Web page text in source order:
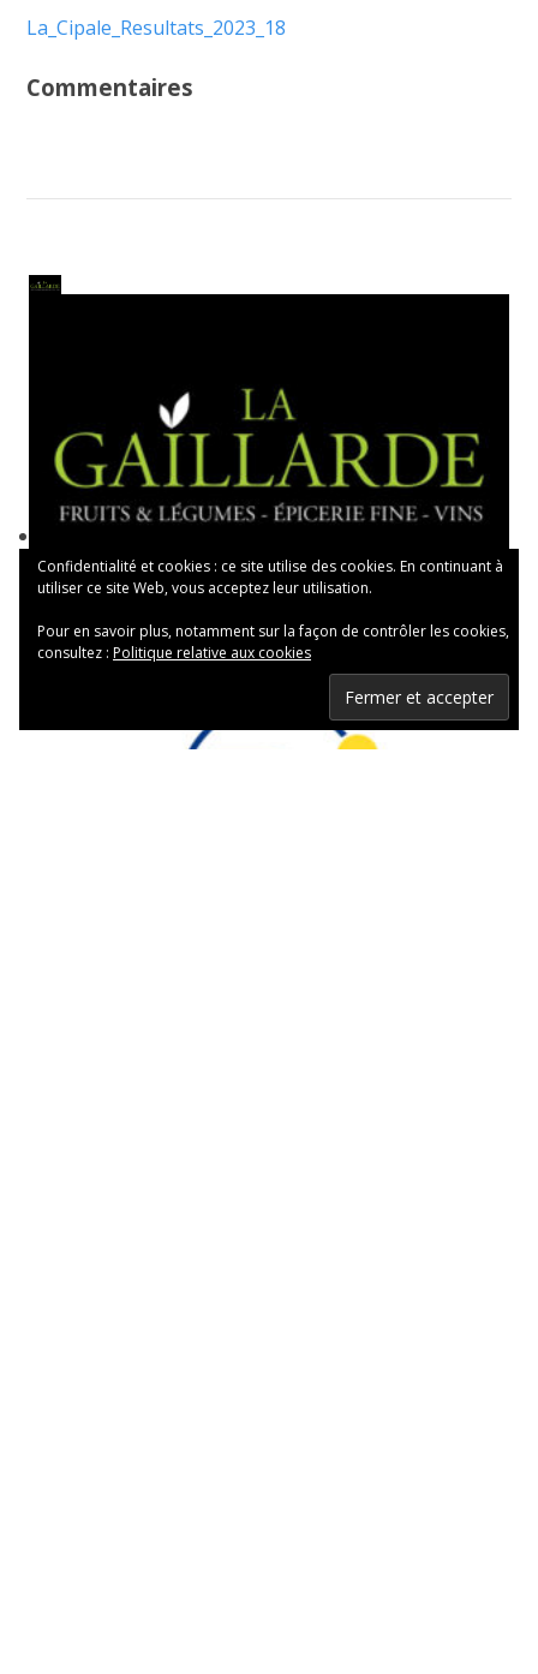
La_Cipale_Resultats_2023_18
Commentaires
Confidentialité et cookies : ce site utilise des cookies. En continuant à
utiliser ce site Web, vous acceptez leur utilisation.
Pour en savoir plus, notamment sur la façon de contrôler les cookies,
consultez : Politique relative aux cookies